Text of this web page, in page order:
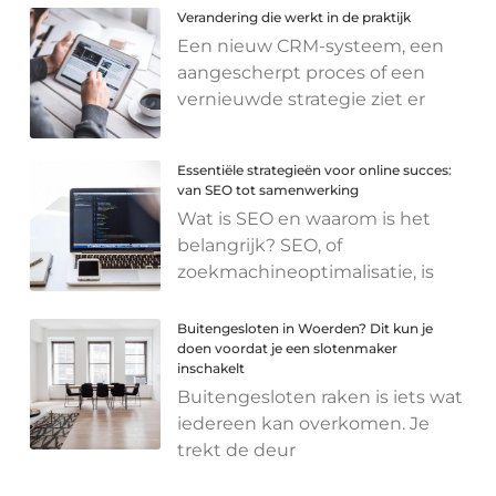
Verandering die werkt in de praktijk
Een nieuw CRM-systeem, een
aangescherpt proces of een
vernieuwde strategie ziet er
Essentiële strategieën voor online succes:
van SEO tot samenwerking
Wat is SEO en waarom is het
belangrijk? SEO, of
zoekmachineoptimalisatie, is
Buitengesloten in Woerden? Dit kun je
doen voordat je een slotenmaker
inschakelt
Buitengesloten raken is iets wat
iedereen kan overkomen. Je
trekt de deur